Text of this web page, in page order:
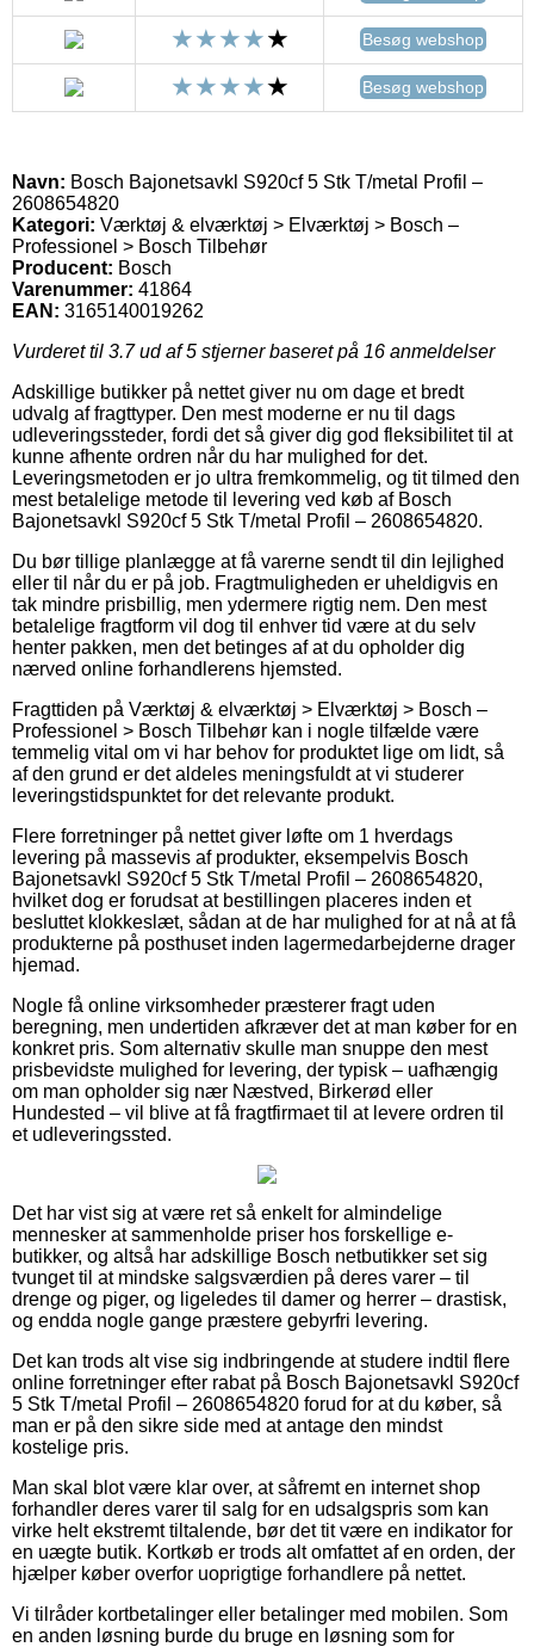
Besøg webshop
Besøg webshop
Navn: Bosch Bajonetsavkl S920cf 5 Stk T/metal Profil –
2608654820
Kategori: Værktøj & elværktøj > Elværktøj > Bosch –
Professionel > Bosch Tilbehør
Producent: Bosch
Varenummer: 41864
EAN: 3165140019262
Vurderet til 3.7ud af 5 stjerner baseret på 16 anmeldelser
Adskillige butikker på nettet giver nu om dage et bredt
udvalg af fragttyper. Den mest moderne er nu til dags
udleveringssteder, fordi det så giver dig god fleksibilitet til at
kunne afhente ordren når du har mulighed for det.
Leveringsmetoden er jo ultra fremkommelig, og tit tilmed den
mest betalelige metode til levering ved køb af Bosch
Bajonetsavkl S920cf 5 Stk T/metal Profil – 2608654820.
Du bør tillige planlægge at få varerne sendt til din lejlighed
eller til når du er på job. Fragtmuligheden er uheldigvis en
tak mindre prisbillig, men ydermere rigtig nem. Den mest
betalelige fragtform vil dog til enhver tid være at du selv
henter pakken, men det betinges af at du opholder dig
nærved online forhandlerens hjemsted.
Fragttiden på Værktøj & elværktøj > Elværktøj > Bosch –
Professionel > Bosch Tilbehør kan i nogle tilfælde være
temmelig vital om vi har behov for produktet lige om lidt, så
af den grund er det aldeles meningsfuldt at vi studerer
leveringstidspunktet for det relevante produkt.
Flere forretninger på nettet giver løfte om 1 hverdags
levering på massevis af produkter, eksempelvis Bosch
Bajonetsavkl S920cf 5 Stk T/metal Profil – 2608654820,
hvilket dog er forudsat at bestillingen placeres inden et
besluttet klokkeslæt, sådan at de har mulighed for at nå at få
produkterne på posthuset inden lagermedarbejderne drager
hjemad.
Nogle få online virksomheder præsterer fragt uden
beregning, men undertiden afkræver det at man køber for en
konkret pris. Som alternativ skulle man snuppe den mest
prisbevidste mulighed for levering, der typisk – uafhængig
om man opholder sig nær Næstved, Birkerød eller
Hundested – vil blive at få fragtfirmaet til at levere ordren til
et udleveringssted.
Det har vist sig at være ret så enkelt for almindelige
mennesker at sammenholde priser hos forskellige e-
butikker, og altså har adskillige Bosch netbutikker set sig
tvunget til at mindske salgsværdien på deres varer – til
drenge og piger, og ligeledes til damer og herrer – drastisk,
og endda nogle gange præstere gebyrfri levering.
Det kan trods alt vise sig indbringende at studere indtil flere
online forretninger efter rabat på Bosch Bajonetsavkl S920cf
5 Stk T/metal Profil – 2608654820 forud for at du køber, så
man er på den sikre side med at antage den mindst
kostelige pris.
Man skal blot være klar over, at såfremt en internet shop
forhandler deres varer til salg for en udsalgspris som kan
virke helt ekstremt tiltalende, bør det tit være en indikator for
en uægte butik. Kortkøb er trods alt omfattet af en orden, der
hjælper køber overfor uoprigtige forhandlere på nettet.
Vi tilråder kortbetalinger eller betalinger med mobilen. Som
en anden løsning burde du bruge en løsning som for